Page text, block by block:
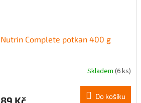
Nutrin Complete potkan 400 g
Skladem (6 ks)
89 Kč Do košíku